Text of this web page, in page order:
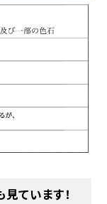
ています！